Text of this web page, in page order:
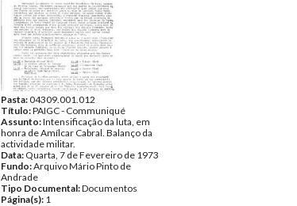
Pasta:04309.001.012
Título:PAIGC - Communiqué
Assunto:Intensificação da luta, em
honra de Amílcar Cabral. Balanço da
actividade militar.
Data: Quarta, 7 de Fevereiro de 1973
Fundo:Arquivo Mário Pinto de
Andrade
Tipo Documental:Documentos
Página(s): 1